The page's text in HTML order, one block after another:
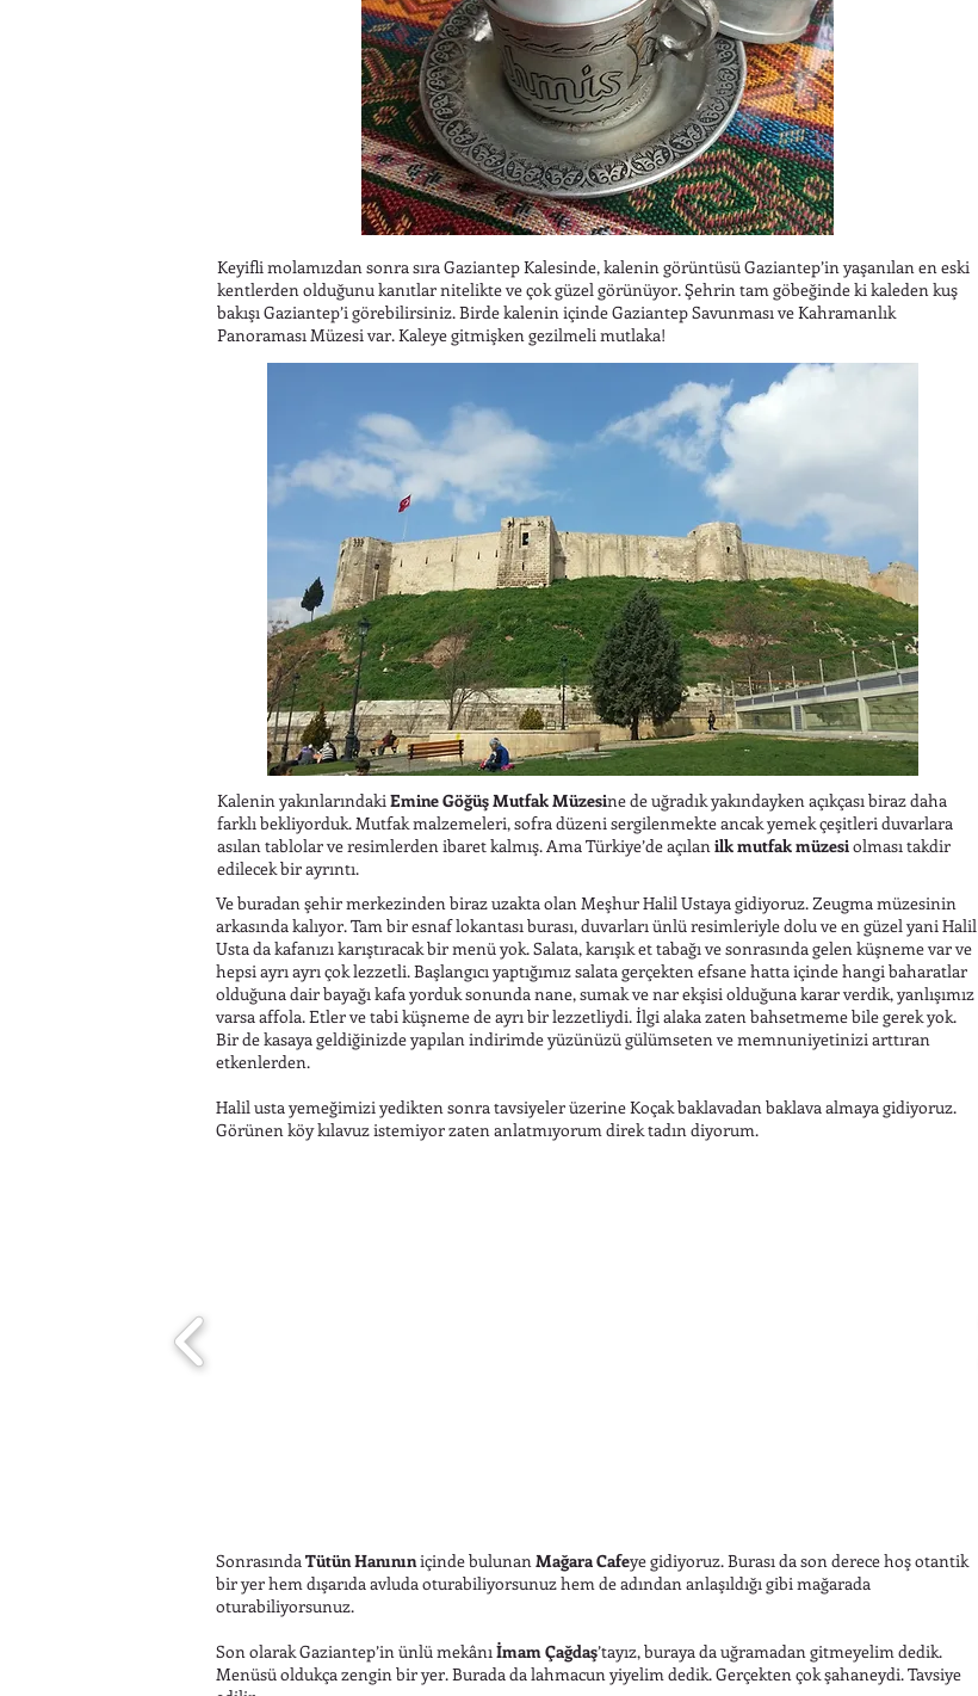
Keyifli molamızdan sonra sıra Gaziantep Kalesinde, kalenin görüntüsü Gaziantep’in yaşanılan en eski
kentlerden olduğunu kanıtlar nitelikte ve çok güzel görünüyor. Şehrin tam göbeğinde ki kaleden kuş
bakışı Gaziantep’i görebilirsiniz. Birde kalenin içinde Gaziantep Savunması ve Kahramanlık
Panoraması Müzesi var. Kaleye gitmişken gezilmeli mutlaka!
Kalenin yakınlarındakiEmine Göğüş Mutfak Müzesine de uğradık yakındayken açıkçası biraz daha
farklı bekliyorduk. Mutfak malzemeleri, sofra düzeni sergilenmekte ancak yemek çeşitleri duvarlara
asılan tablolar ve resimlerden ibaret kalmış. Ama Türkiye’de açılanilk mutfak müzesiolması takdir
edilecek bir ayrıntı.
Ve buradan şehir merkezinden biraz uzakta olan Meşhur Halil Ustaya gidiyoruz. Zeugma müzesinin
arkasında kalıyor. Tam bir esnaf lokantası burası, duvarları ünlü resimleriyle dolu ve en güzel yani Halil
Usta da kafanızı karıştıracak bir menü yok. Salata, karışık et tabağı ve sonrasında gelen küşneme var ve
hepsi ayrı ayrı çok lezzetli. Başlangıcı yaptığımız salata gerçekten efsane hatta içinde hangi baharatlar
olduğuna dair bayağı kafa yorduk sonunda nane, sumak ve nar ekşisi olduğuna karar verdik, yanlışımız
varsa affola. Etler ve tabi küşneme de ayrı bir lezzetliydi. İlgi alaka zaten bahsetmeme bile gerek yok.
Bir de kasaya geldiğinizde yapılan indirimde yüzünüzü gülümseten ve memnuniyetinizi arttıran
etkenlerden.
Halil usta yemeğimizi yedikten sonra tavsiyeler üzerine Koçak baklavadan baklava almaya gidiyoruz.
Görünen köy kılavuz istemiyor zaten anlatmıyorum direk tadın diyorum.
SonrasındaTütün Hanınıniçinde bulunanMağara Cafeye gidiyoruz. Burası da son derece hoş otantik
bir yer hem dışarıda avluda oturabiliyorsunuz hem de adından anlaşıldığı gibi mağarada
oturabiliyorsunuz.
Son olarak Gaziantep’in ünlü mekânıİmam Çağdaş’tayız, buraya da uğramadan gitmeyelim dedik.
Menüsü oldukça zengin bir yer. Burada da lahmacun yiyelim dedik. Gerçekten çok şahaneydi. Tavsiye